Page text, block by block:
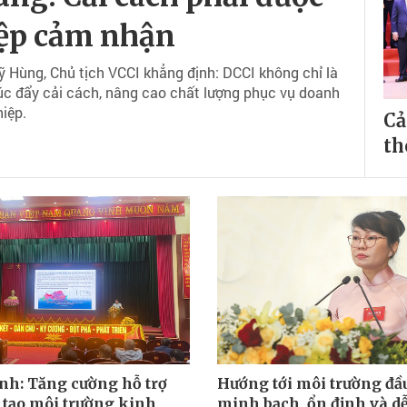
cảm nhận
Hùng, Chủ tịch VCCI khẳng định: DCCI không chỉ là
đẩy cải cách, nâng cao chất lượng phục vụ doanh
Tăng cường hỗ trợ
Hướng tới môi trường